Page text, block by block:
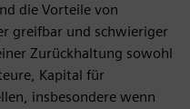
die Vorteile von
greifbar und schwieriger
Zurückhaltung sowohl
Kapital für
insbesondere wenn